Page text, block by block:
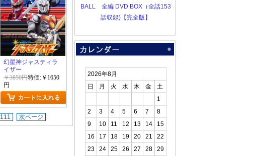
幻星神ジャスティラ
イザー
￥3850円特価:￥1650
円
111 次ページ
BALL 全編 DVD BOX（全話153
話収録)【完全版】
2026年8月
日
月 火 水 木 金
土
1
2
3 4 5 6 7
8
9
10 11 12 13 14
15
16
17 18 19 20 21
22
23
24 25 26 27 28
29